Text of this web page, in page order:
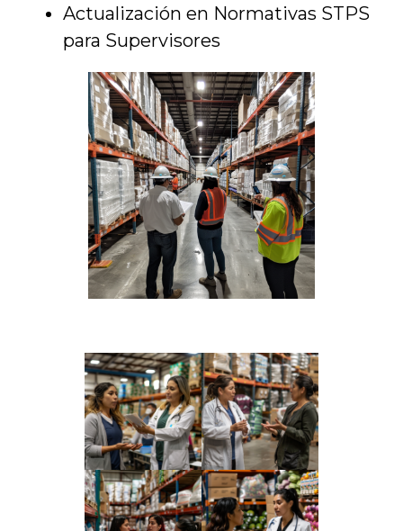
Actualización en Normativas STPS
para Supervisores